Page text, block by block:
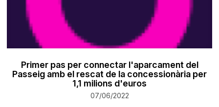
Primer pas per connectar l'aparcament del
Passeig amb el rescat de la concessionària per
1,1 milions d'euros
07/06/2022